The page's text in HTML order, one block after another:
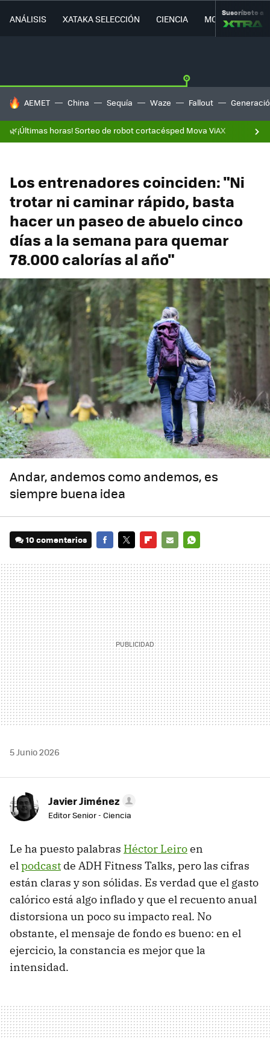
ANÁLISIS XATAKA SELECCIÓN CIENCIA MOVILIDAD
Suscríbete a
HOY SE HABLA DE
AEMET China Sequía Waze Fallout
🌿¡Últimas horas! Sorteo de robot cortacésped Mova ViAX
Los entrenadores coinciden: "Ni
trotar ni caminar rápido, basta
hacer un paseo de abuelo cinco
días a la semana para quemar
78.000 calorías al año"
Andar, andemos como andemos, es
siempre buena idea
10 comentarios
MAIL
5 Junio 2026
Javier Jiménez
Editor Senior - Ciencia
Le ha puesto palabras Héctor Leiroen
elpodcast de ADH Fitness Talks, pero las cifras
están claras y son sólidas. Es verdad que el gasto
calórico está algo inflado y que el recuento anual
distorsiona un poco su impacto real. No
obstante, el mensaje de fondo es bueno: en el
ejercicio, la constancia es mejor que la
intensidad.